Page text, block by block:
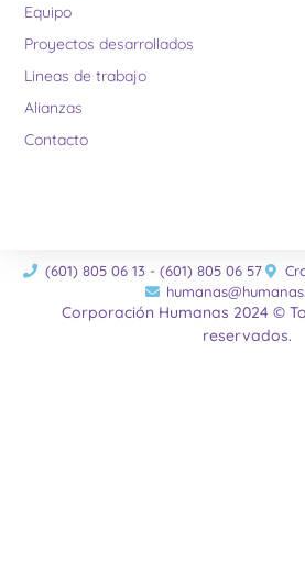
Equipo
Proyectos desarrollados
Lineas de trabajo
Alianzas
Contacto
(601) 805 06 13 - (601) 805 06 57
Corporación Humanas 2024 ©
reservados.